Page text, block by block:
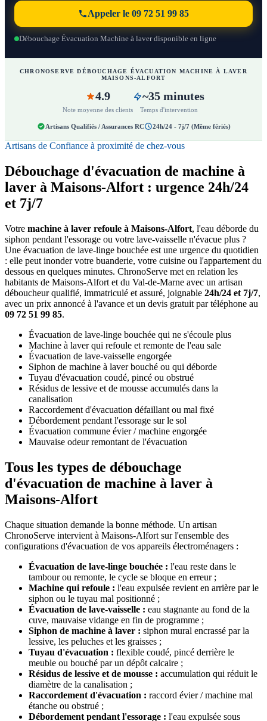
Appeler le 09 72 51 99 85
Débouchage Évacuation Machine à laver disponible en ligne
CHRONOSERVE DÉBOUCHAGE ÉVACUATION MACHINE À LAVER
MAISONS-ALFORT
4.9
Note moyenne des clients
~35 minutes
Temps d'intervention
Artisans Qualifiés / Assurances RC 24h/24 - 7j/7 (Même fériés)
Artisans de Confiance à proximité de chez-vous
Débouchage d'évacuation de machine à
laver à Maisons-Alfort : urgence 24h/24
et 7j/7
Votre machine à laver refoule à Maisons-Alfort, l'eau déborde du
siphon pendant l'essorage ou votre lave-vaisselle n'évacue plus ?
Une évacuation de lave-linge bouchée est une urgence du quotidien
: elle peut inonder votre buanderie, votre cuisine ou l'appartement du
dessous en quelques minutes. ChronoServe met en relation les
habitants de Maisons-Alfort et du Val-de-Marne avec un artisan
déboucheur qualifié, immatriculé et assuré, joignable 24h/24 et 7j/7,
avec un prix annoncé à l'avance et un devis gratuit par téléphone au
09 72 51 99 85.
Évacuation de lave-linge bouchée qui ne s'écoule plus
Machine à laver qui refoule et remonte de l'eau sale
Évacuation de lave-vaisselle engorgée
Siphon de machine à laver bouché ou qui déborde
Tuyau d'évacuation coudé, pincé ou obstrué
Résidus de lessive et de mousse accumulés dans la
canalisation
Raccordement d'évacuation défaillant ou mal fixé
Débordement pendant l'essorage sur le sol
Évacuation commune évier / machine engorgée
Mauvaise odeur remontant de l'évacuation
Tous les types de débouchage
d'évacuation de machine à laver à
Maisons-Alfort
Chaque situation demande la bonne méthode. Un artisan
ChronoServe intervient à Maisons-Alfort sur l'ensemble des
configurations d'évacuation de vos appareils électroménagers :
Évacuation de lave-linge bouchée : l'eau reste dans le
tambour ou remonte, le cycle se bloque en erreur ;
Machine qui refoule : l'eau expulsée revient en arrière par le
siphon ou le tuyau mal positionné ;
Évacuation de lave-vaisselle : eau stagnante au fond de la
cuve, mauvaise vidange en fin de programme ;
Siphon de machine à laver : siphon mural encrassé par la
lessive, les peluches et les graisses ;
Tuyau d'évacuation : flexible coudé, pincé derrière le
meuble ou bouché par un dépôt calcaire ;
Résidus de lessive et de mousse : accumulation qui réduit le
diamètre de la canalisation ;
Raccordement d'évacuation : raccord évier / machine mal
étanche ou obstrué ;
Débordement pendant l'essorage : l'eau expulsée sous